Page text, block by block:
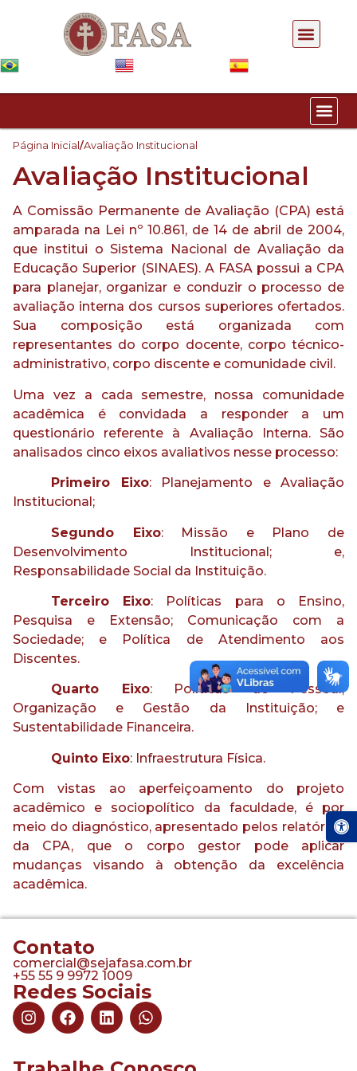
Abrir
Página Inicial /Avaliação Institucional
Avaliação Institucional
A Comissão Permanente de Avaliação (CPA) está
amparada na Lei nº 10.861, de 14 de abril de 2004,
que institui o Sistema Nacional de Avaliação da
Educação Superior (SINAES). A FASA possui a CPA
para planejar, organizar e conduzir o processo de
avaliação interna dos cursos superiores ofertados.
Sua composição está organizada com
representantes do corpo docente, corpo técnico-
administrativo, corpo discente e comunidade civil.
Uma vez a cada semestre, nossa comunidade
acadêmica é convidada a responder a um
questionário referente à Avaliação Interna. São
analisados cinco eixos avaliativos nesse processo:
Primeiro Eixo: Planejamento e Avaliação
Institucional;
Segundo Eixo: Missão e Plano de
Desenvolvimento Institucional; e,
Responsabilidade Social da Instituição.
Terceiro Eixo: Políticas para o Ensino,
Pesquisa e Extensão; Comunicação com a
Sociedade; e Política de Atendimento aos
Discentes.
Quarto Eixo: Políticas de Pessoal;
Organização e Gestão da Instituição; e
Sustentabilidade Financeira.
Quinto Eixo: Infraestrutura Física.
Com vistas ao aperfeiçoamento do projeto
acadêmico e sociopolítico da faculdade, é por
meio do diagnóstico, apresentado pelos relatórios
da CPA, que o corpo gestor pode aplicar
mudanças visando à obtenção da excelência
acadêmica.
Contato
comercial@sejafasa.com.br
+55 55 9 9972 1009
Redes Sociais